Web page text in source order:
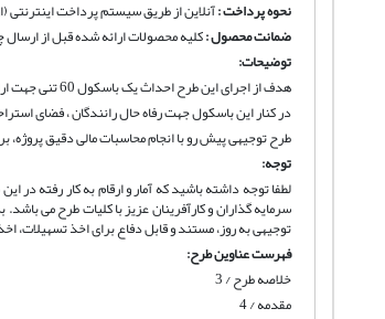
نحوه پرداخت :آنلاین از طریق سیستم پرداخت
ضمانت محصول :کلیه محصولات ارائه شده قبل از
توضیحات:
هدف از اجرای این طرح احداث یک باسکول 60 تنی جهت ارائه خدمات توزین به ماشین های حمل سنگ در منطقه می باشد
در کنار این باسکول جهت رفاه حال رانندگان ، فضای
طرح توجیهی پیش رو با انجام محاسبات مالی دقیق پروژه،
توجه:
لطفا توجه داشته باشید که آمار و ارقام به کار رفته
سرمایه گذاران و کارآفرینان عزیز با کلیات طرح می
توجیهی به روز، مستند و قابل دفاع برای اخذ تسهیلات،
فهرست عناوین طرح:
خلاصه طرح / 3
مقدمه / 4